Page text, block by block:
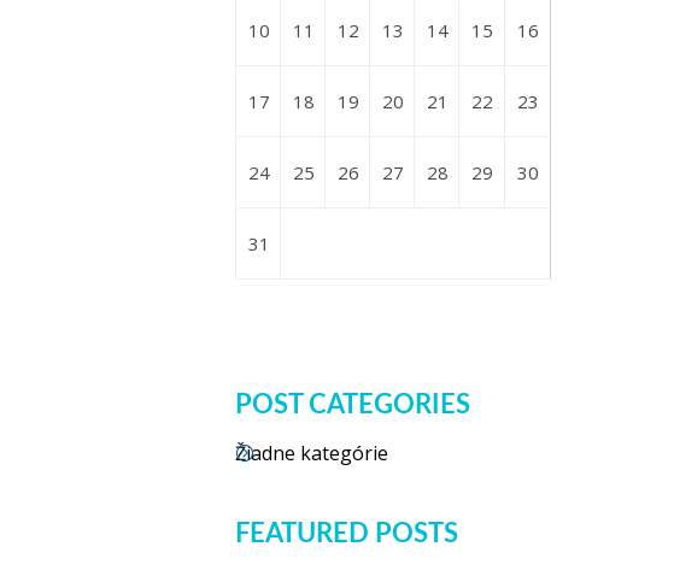
10 11 12 13 14 15 16
17 18 19 20 21 22 23
24 25 26 27 28 29 30
31
POST CATEGORIES
Žiadne kategórie
FEATURED POSTS